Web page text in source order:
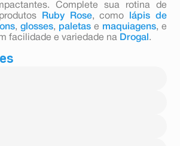
Complete sua rotina de
Ruby Rose, como
lápis de
,glosses, paletas e maquiagens, e
facilidade e variedade na Drogal .